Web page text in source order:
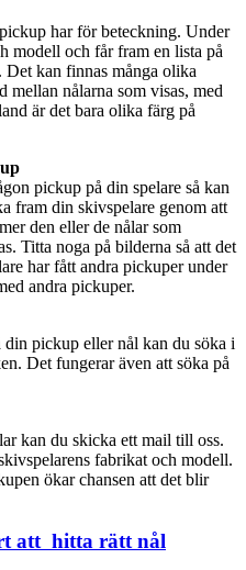
har för beteckning. Under
modell och får fram en lista på
kan finnas många olika
mellan nålarna som visas, med
är det bara olika färg på
pickup på din spelare så kan
fram din skivspelare genom att
den eller de nålar som
Titta noga på bilderna så att det
har fått andra pickuper under
andra pickuper.
pickup eller nål kan du söka i
Det fungerar även att söka på
kan du skicka ett mail till oss.
fabrikat och modell.
ökar chansen att det blir
att hitta rätt nål